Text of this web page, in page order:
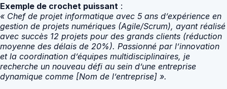
Exemple de crochet puissant :
« Chef de projet informatique avec 5 ans d’expérience en
gestion de projets numériques (Agile/Scrum), ayant réalisé
avec succès 12 projets pour des grands clients (réduction
moyenne des délais de 20%). Passionné par l’innovation
et la coordination d’équipes multidisciplinaires, je
recherche un nouveau défi au sein d’une entreprise
dynamique comme [Nom de l’entreprise] ».